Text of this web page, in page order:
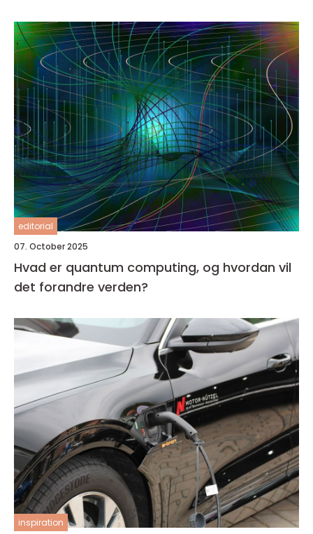
editorial
07. October 2025
Hvad er quantum computing, og hvordan vil
det forandre verden?
inspiration